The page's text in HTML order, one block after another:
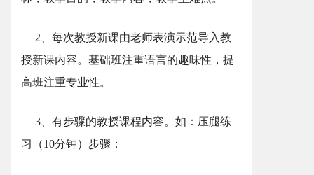
2、每次教授新课由老师表演示范导入教
授新课内容。基础班注重语言的趣味性，提
高班注重专业性。
3、有步骤的教授课程内容。如：压腿练
习（10分钟）步骤：